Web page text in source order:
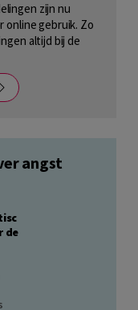
zijn nu
online gebruik. Zo
altijd bij de
angst
de